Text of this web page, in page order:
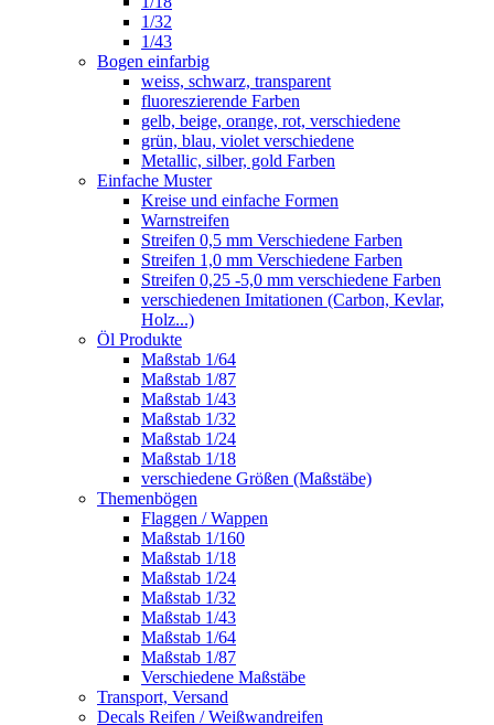
1/32
1/43
Bogen einfarbig
weiss, schwarz, transparent
fluoreszierende Farben
gelb, beige, orange, rot, verschiedene
grün, blau, violet verschiedene
Metallic, silber, gold Farben
Einfache Muster
Kreise und einfache Formen
Warnstreifen
Streifen 0,5 mm Verschiedene Farben
Streifen 1,0 mm Verschiedene Farben
Streifen 0,25 -5,0 mm verschiedene Farben
verschiedenen Imitationen (Carbon, Kevlar,
Holz...)
Öl Produkte
Maßstab 1/64
Maßstab 1/87
Maßstab 1/43
Maßstab 1/32
Maßstab 1/24
Maßstab 1/18
verschiedene Größen (Maßstäbe)
Themenbögen
Flaggen / Wappen
Maßstab 1/160
Maßstab 1/18
Maßstab 1/24
Maßstab 1/32
Maßstab 1/43
Maßstab 1/64
Maßstab 1/87
Verschiedene Maßstäbe
Transport, Versand
Decals Reifen / Weißwandreifen